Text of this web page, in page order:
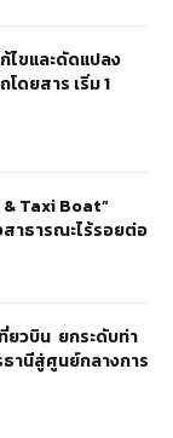
ไขและดัดแปลง
โดยสาร เริ่ม 1
Taxi Boat”
าธารณะไร้รอยต่อ
ยวบิน ยกระดับท่า
านีสู่ศูนย์กลางการ